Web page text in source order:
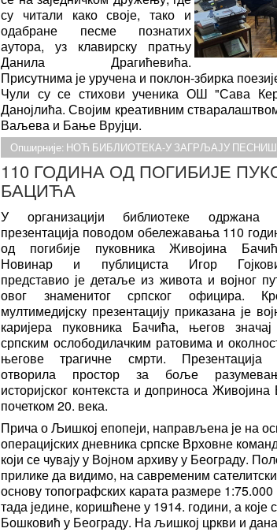
су читали како своје, тако и
одабране песме познатих
аутора, уз клавирску пратњу
Данила Драгићевића.
Присутнима је уручена и поклон-збирка
Чули су се стихови ученика ОШ "Сава
Данојлића. Својим креативним
Ваљева и Бање Врујци.
Опширније: НОЋ БИБЛИОТЕКА-У ЗАГРЉАЈУ
110 ГОДИНА ОД ПОГИБИЈЕ
БАЦИЋА
У организацији библиотеке одржана
презентација поводом обележавања 110
од погибије пуковника Живојина
Новинар и публициста Игор
представио је детаље из живота и војног
овог знаменитог српског официра.
мултимедијску презентацију приказана је
каријера пуковника Бачића, његов
српским ослободилачким ратовима и
његове трагичне смрти. Презентација
отворила простор за боље
историјског контекста и доприноса
почетком 20. века.
Прича о Љишкој епопеји, направљена је на
операцијских дневника српске Врховне
који се чувају у Војном архиву у Београду.
прилике да видимо, на савременим
основу топографских карата размере
тада једине, коришћене у 1914. години, а
Бошковић у Београду. На љишкој цркви и